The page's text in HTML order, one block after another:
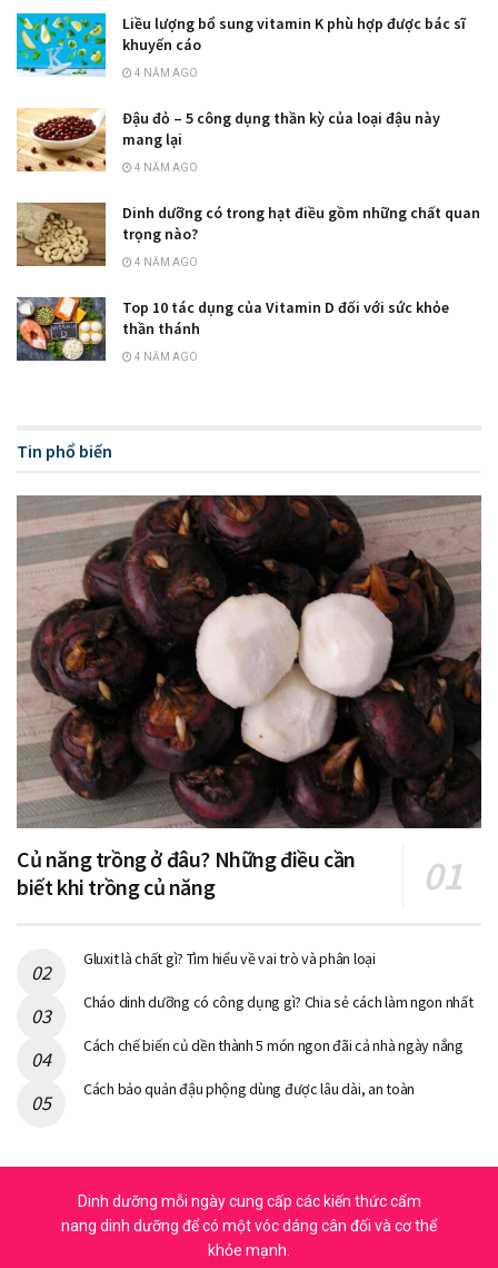
Liều lượng bổ sung vitamin K phù hợp được bác sĩ
khuyến cáo
4 NĂM AGO
Đậu đỏ – 5 công dụng thần kỳ của loại đậu này
mang lại
4 NĂM AGO
Dinh dưỡng có trong hạt điều gồm những chất quan
trọng nào?
4 NĂM AGO
Top 10 tác dụng của Vitamin D đối với sức khỏe
thần thánh
4 NĂM AGO
Tin phổ biến
Củ năng trồng ở đâu? Những điều cần
biết khi trồng củ năng
Gluxit là chất gì? Tìm hiểu về vai trò và phân loại
Cháo dinh dưỡng có công dụng gì? Chia sẻ cách làm ngon nhất
Cách chế biến củ dền thành 5 món ngon đãi cả nhà ngày nắng
Cách bảo quản đậu phộng dùng được lâu dài, an toàn
Dinh dưỡng mỗi ngày cung cấp các kiến thức cẩm
nang dinh dưỡng để có một vóc dáng cân đối và cơ thể
khỏe mạnh.